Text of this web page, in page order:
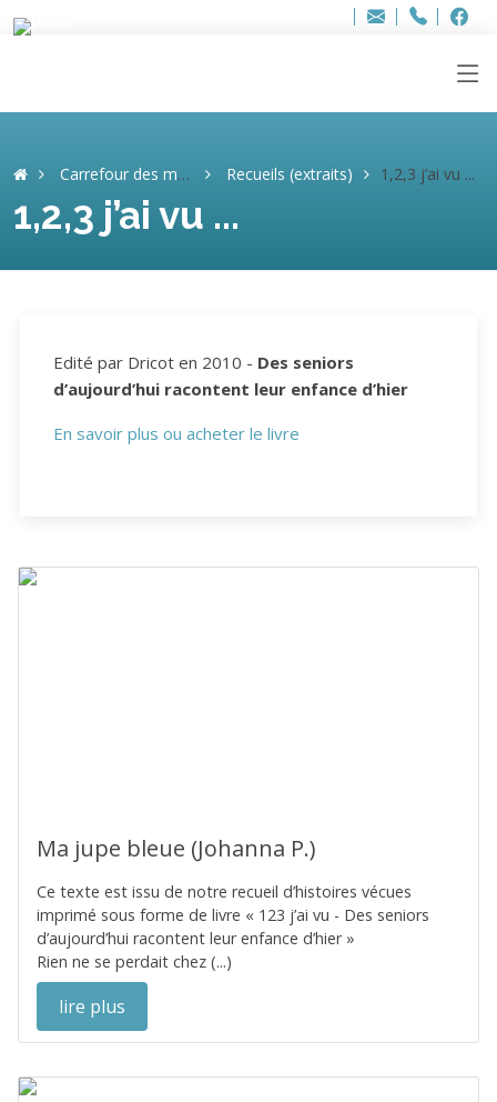
Adresse
info..hâthe..
Tel.
Tel.
Carrefour des mémoires Recueils (extraits) 1,2,3 j’ai vu ...
1,2,3 j’ai vu ...
Edité par Dricot en 2010 - Des seniors
d’aujourd’hui racontent leur enfance d’hier
En savoir plus ou acheter le livre
Ma jupe bleue (Johanna P.)
Ce texte est issu de notre recueil d’histoires vécues
imprimé sous forme de livre « 123 j’ai vu - Des seniors
d’aujourd’hui racontent leur enfance d’hier »
Rien ne se perdait chez (...)
lire plus